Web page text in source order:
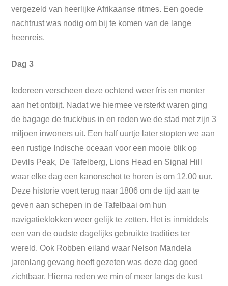
vergezeld van heerlijke Afrikaanse ritmes. Een goede
nachtrust was nodig om bij te komen van de lange
heenreis.
Dag 3
Iedereen verscheen deze ochtend weer fris en monter
aan het ontbijt. Nadat we hiermee versterkt waren ging
de bagage de truck/bus in en reden we de stad met zijn 3
miljoen inwoners uit. Een half uurtje later stopten we aan
een rustige Indische oceaan voor een mooie blik op
Devils Peak, De Tafelberg, Lions Head en Signal Hill
waar elke dag een kanonschot te horen is om 12.00 uur.
Deze historie voert terug naar 1806 om de tijd aan te
geven aan schepen in de Tafelbaai om hun
navigatieklokken weer gelijk te zetten. Het is inmiddels
een van de oudste dagelijks gebruikte tradities ter
wereld. Ook Robben eiland waar Nelson Mandela
jarenlang gevang heeft gezeten was deze dag goed
zichtbaar. Hierna reden we min of meer langs de kust